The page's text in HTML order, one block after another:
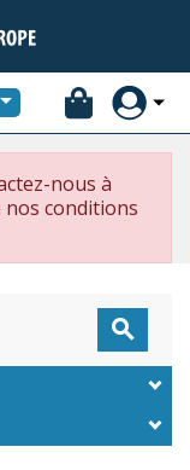
nous à
conditions
